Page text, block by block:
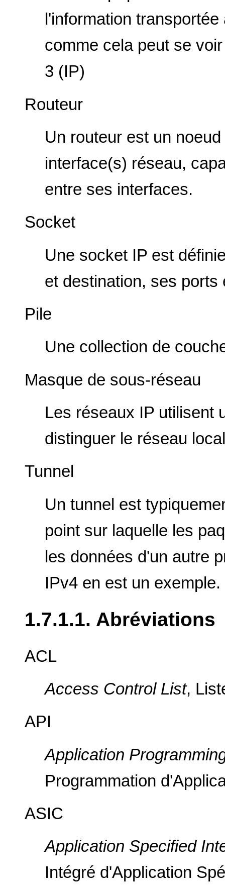
l'information
comme cela peut se
3 (IP)
Routeur
Un routeur est un
interface(s) réseau,
entre ses interfaces.
Socket
Une socket IP est
et destination, ses ports
Pile
Une collection de
Masque de sous-réseau
Les réseaux IP utilisent
distinguer le réseau
Tunnel
Un tunnel est
point sur laquelle les
les données d'un autre
IPv4 en est un exemple.
1.7.1.1. Abréviations
ACL
Access Control List,
API
Application
Programmation
ASIC
Application Specified
Intégré d'Application